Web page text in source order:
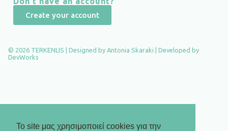
Το site μας χρησιμοποιεί cookies για την
Create your account
© 2026 TERKENLIS | Designed by Antonia Skaraki | Developed by
DevWorks